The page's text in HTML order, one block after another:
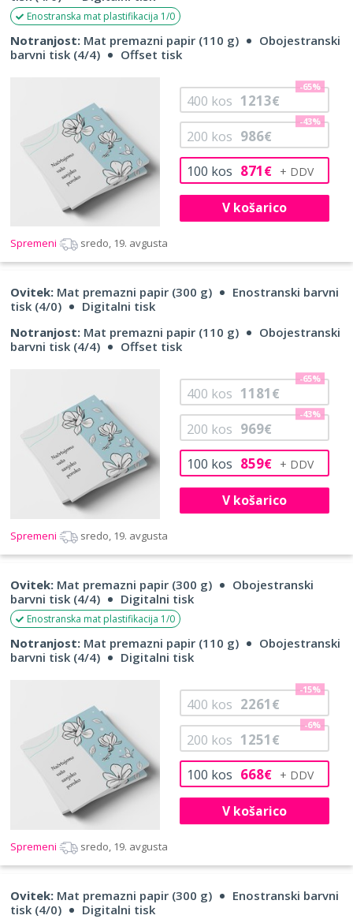
Enostranska mat plastifikacija 1/0
Notranjost: Mat premazni papir (110 g)
Obojestranski
barvni tisk (4/4)
Offset tisk
100 kos 871€
200 kos 986€
-43%
400 kos 1213€
-65%
V košarico
Spremeni sredo, 19. avgusta
Ovitek: Mat premazni papir (300 g)
Enostranski barvni
tisk (4/0)
Digitalni tisk
Notranjost: Mat premazni papir (110 g)
Obojestranski
barvni tisk (4/4)
Offset tisk
100 kos 859€
200 kos 969€
-43%
400 kos 1181€
-65%
V košarico
Spremeni sredo, 19. avgusta
Ovitek: Mat premazni papir (300 g)
Obojestranski
barvni tisk (4/4)
Digitalni tisk
Enostranska mat plastifikacija 1/0
Notranjost: Mat premazni papir (110 g)
Obojestranski
barvni tisk (4/4)
Digitalni tisk
100 kos 668€
200 kos 1251€
-6%
400 kos 2261€
-15%
V košarico
Spremeni sredo, 19. avgusta
Ovitek: Mat premazni papir (300 g)
Enostranski barvni
tisk (4/0)
Digitalni tisk